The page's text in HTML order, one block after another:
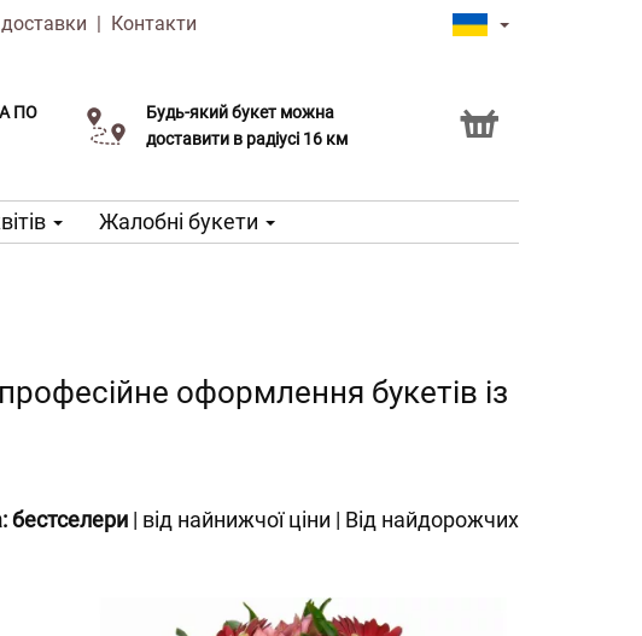
доставки | Контакти
ПО
Будь-який букет можна
доставити в радіусі 16 км
Послуга Click & Collect
Жалобні букети
оформлення букетів із
бестселери | від найнижчої ціни | Від найдорожчих